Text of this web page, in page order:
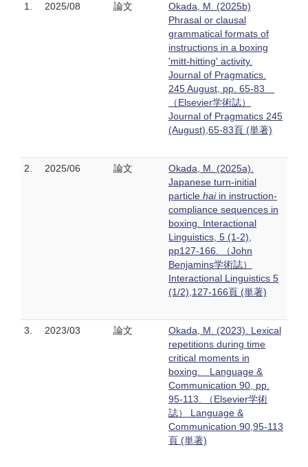
1.
2025/08 論文
Okada, M. (2025b)
Phrasal or clausal
grammatical formats of
instructions in a boxing
'mitt-hitting' activity.
Journal of Pragmatics.
245 August, pp. 65-83
（Elsevier学術誌）
Journal of Pragmatics 245
(August),65-83頁 (単著)
2. 2025/06 論文
Okada, M. (2025a).
Japanese turn-initial
particle haiin instruction-
compliance sequences in
boxing. Interactional
Linguistics, 5 (1-2),
pp127-166. （John
Benjamins学術誌）
Interactional Linguistics 5
(1/2),127-166頁 (単著)
3. 2023/03 論文
Okada, M. (2023). Lexical
repetitions during time
critical moments in
boxing. Language &
Communication 90, pp.
95-113. （Elsevier学術
誌） Language &
Communication 90,95-113
頁 (単著)